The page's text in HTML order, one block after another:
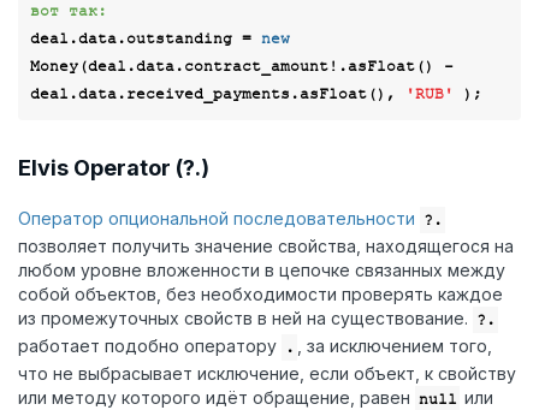
вот так:
deal.data.outstanding = new
Money(deal.data.contract_amount!.asFloat() -
deal.data.received_payments.asFloat(),
'RUB'
Elvis Operator (?.)
Оператор опциональной последовательности ?.
позволяет получить значение свойства, находящегося на
любом уровне вложенности в цепочке связанных между
собой объектов, без необходимости проверять каждое
из промежуточных свойств в ней на существование. ?.
работает подобно оператору .
, за исключением того,
что не выбрасывает исключение, если объект, к свойству
или методу которого идёт обращение, равен null или